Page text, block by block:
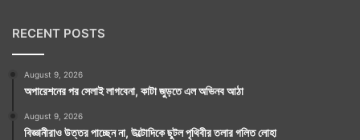
একটি সাইনবোর্ডে।
RECENT POSTS
August 9, 2026
অপারেশনের পর সেলাই লাগবেনা, কাটা জুড়তে এল অভিনব আঠা
August 9, 2026
বিজ্ঞানীরাও উত্তর পাচ্ছেন না, উল্টোদিকে ছুটল পৃথিবীর তলার গলিত লোহা